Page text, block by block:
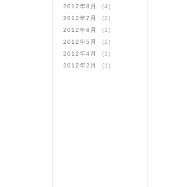
2012年8月
(4)
2012年7月
(2)
2012年6月
(1)
2012年5月
(2)
2012年4月
(1)
2012年2月
(1)